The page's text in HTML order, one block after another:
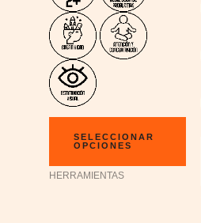
SELECCIONAR
OPCIONES
HERRAMIENTAS